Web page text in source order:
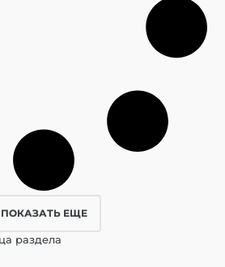
ПОКАЗАТЬ ЕЩЕ
раздела